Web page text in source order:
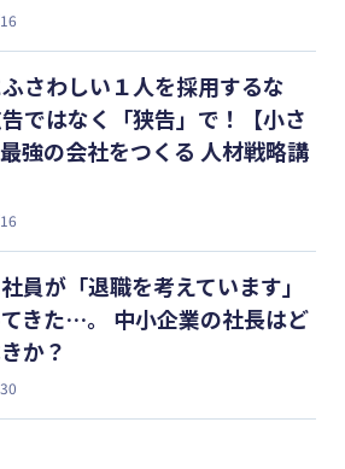
さわしい１人を採用するな
ではなく「狭告」で！【小さ
強の会社をつくる 人材戦略講
員が「退職を考えています」
きた…。 中小企業の社長はど
か？